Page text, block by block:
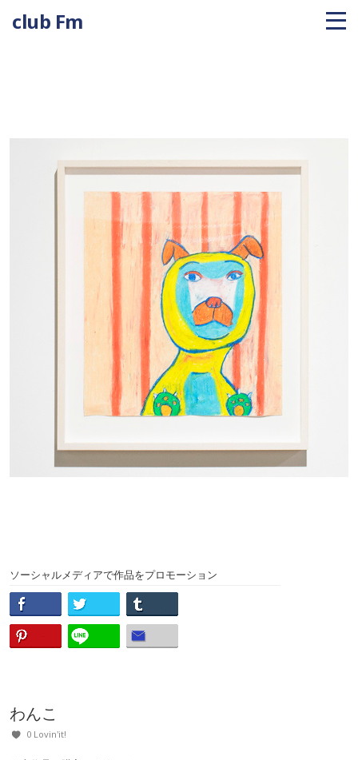
club Fm
ソーシャルメディアで作品をプロモーション
わんこ
0 Lovin'it!